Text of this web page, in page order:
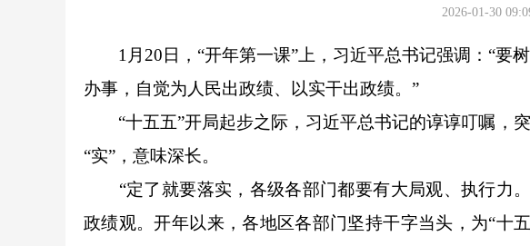
2026-01-30
1月20日，“开年第一课”上，习近平总书记强调：“要
办事，自觉为人民出政绩、以实干出政绩。”
“十五五”开局起步之际，习近平总书记的谆谆叮嘱，
“实”，意味深长。
“定了就要落实，各级各部门都要有大局观、执行力
政绩观。开年以来，各地区各部门坚持干字当头，为“十